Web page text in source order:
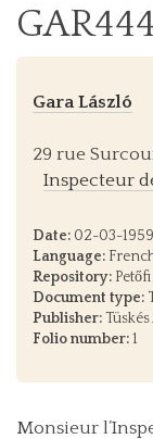
GAR444
Gara László
29 rue
Inspecteur
Date: 02-03-1959
Language:
Repository:
Document type:
Publisher:
Folio number:1
Monsieur